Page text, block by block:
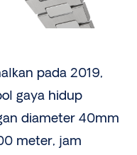
pada 2019,
gaya hidup
diameter 40mm
meter, jam